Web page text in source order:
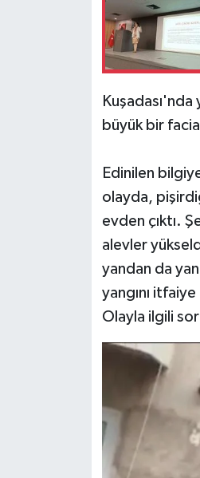
büyük bir
Edinilen
olayda,
evden çıktı.
alevler
yandan da
yangını
Olayla ilgili